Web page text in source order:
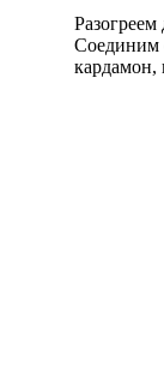
Разогреем
Соединим
кардамон,